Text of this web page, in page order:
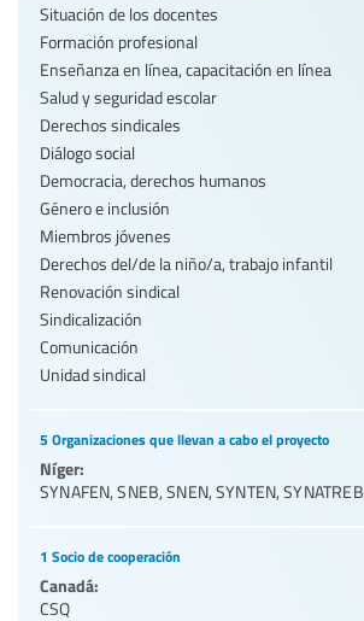
Situación de los docentes
Formación profesional
Enseñanza en línea, capacitación en línea
Salud y seguridad escolar
Derechos sindicales
Diálogo social
Democracia, derechos humanos
Género e inclusión
Miembros jóvenes
Derechos del/de la niño/a, trabajo infantil
Renovación sindical
Sindicalización
Comunicación
Unidad sindical
5 Organizaciones que llevan a cabo el proyecto
Níger:
SYNAFEN,SNEB,SNEN,SYNTEN,SYNATREB
1 Socio de cooperación
Canadá:
CSQ